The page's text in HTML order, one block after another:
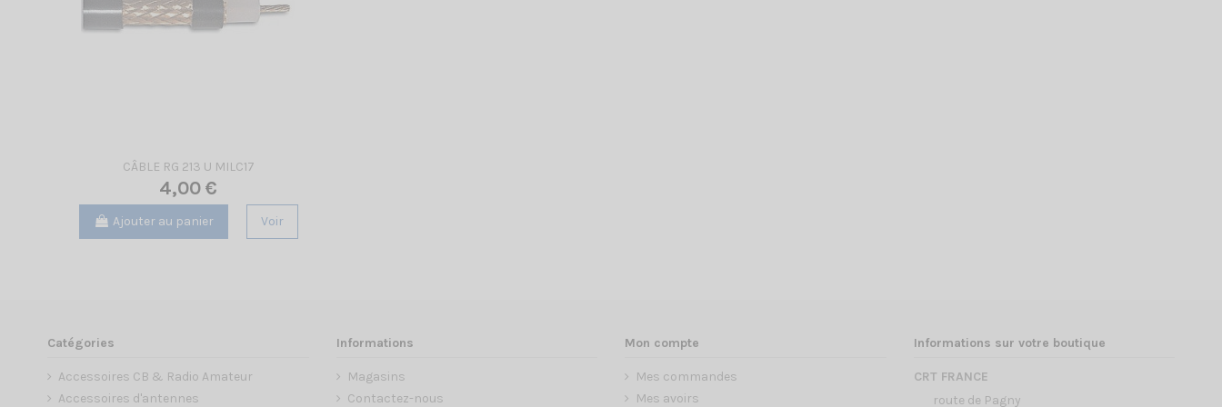
CÂBLE RG 213 U MILC17
4,00 €
Ajouter au panier Voir
Catégories
Accessoires CB & Radio Amateur
Accessoires d'antennes
Informations
Magasins
Contactez-nous
Mon compte
Mes commandes
Mes avoirs
Informations sur votre boutique
CRT FRANCE
route de Pagny